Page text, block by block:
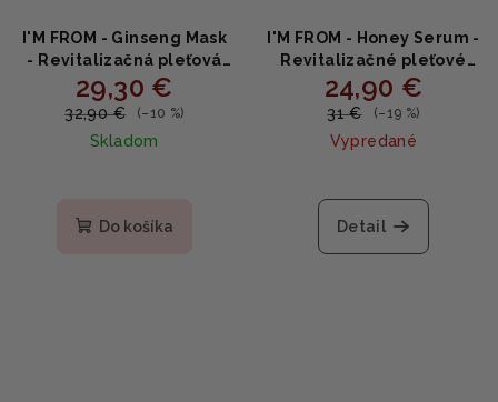
I'M FROM - Ginseng Mask
- Revitalizačná pleťová
maska so ženšenom
120ml
29,30 €
32,90 € (–10 %)
Skladom
Do košíka
I'M FROM - Honey Serum -
Revitalizačné pleťové
sérum s medom 30ml
24,90 €
31 € (–19 %)
Vypredané
Detail